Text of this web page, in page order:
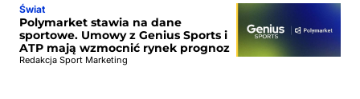
Świat
Polymarket stawia na dane
sportowe. Umowy z Genius Sports i
ATP mają wzmocnić rynek prognoz
Redakcja Sport Marketing